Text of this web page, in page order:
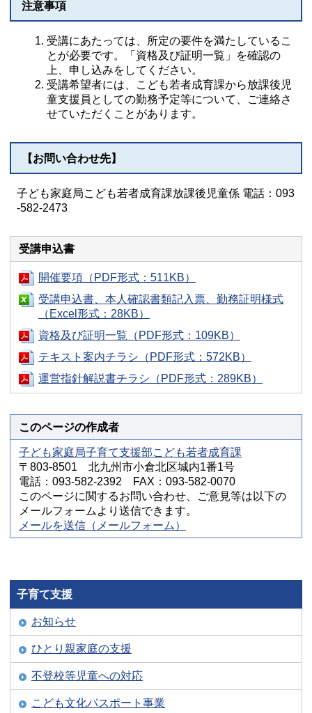
注意事項
受講にあたっては、所定の要件を満たしているこ
とが必要です。「資格及び証明一覧」を確認の
上、申し込みをしてください。
受講希望者には、こども若者成育課から放課後児
童支援員としての勤務予定等について、ご連絡さ
せていただくことがあります。
【お問い合わせ先】
子ども家庭局こども若者成育課放課後児童係 電話：093
-582-2473
受講申込書
開催要項（PDF形式：511KB）
受講申込書、本人確認書類記入票、勤務証明様式
（Excel形式：28KB）
資格及び証明一覧（PDF形式：109KB）
テキスト案内チラシ（PDF形式：572KB）
運営指針解説書チラシ（PDF形式：289KB）
このページの作成者
子ども家庭局子育て支援部こども若者成育課
〒803-8501 北九州市小倉北区城内1番1号
電話：093-582-2392 FAX：093-582-0070
このページに関するお問い合わせ、ご意見等は以下の
メールフォームより送信できます。
メールを送信（メールフォーム）
子育て支援
お知らせ
ひとり親家庭の支援
不登校等児童への対応
こども文化パスポート事業